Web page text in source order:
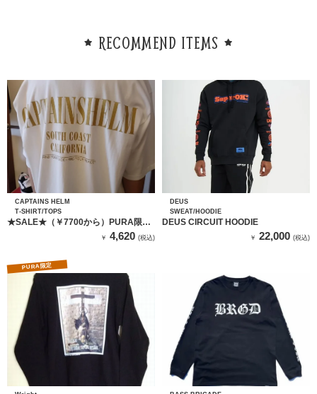
RECOMMEND ITEMS
CAPTAINS HELM
T-SHIRT/TOPS
★SALE★（￥7700から）PURA限定
カラー CAPTAINS HELM TEE
￥ 4,620 (税込)
DEUS
SWEAT/HOODIE
DEUS CIRCUIT HOODIE
￥ 22,000 (税込)
PURA限定